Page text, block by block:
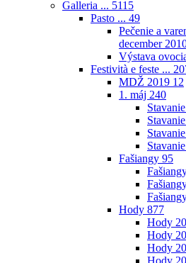
Galleria ... 5115
Pasto ... 49
Pečenie a
december
Výstava
Festività e feste ...
MDŽ 2019 12
1. máj 240
Fašiangy 95
Hody 877
Hody
Hody
Hody
Hody